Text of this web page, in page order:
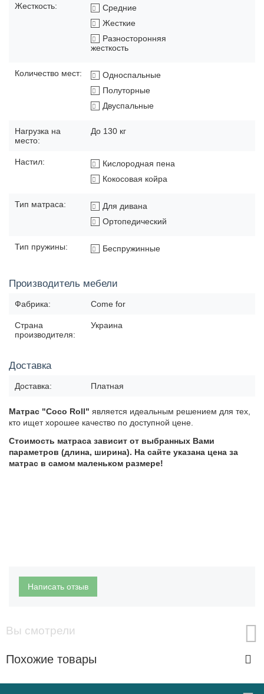
Жесткость:
Средние
Жесткие
Разносторонняя
жесткость
Количество мест:
Односпальные
Полуторные
Двуспальные
Нагрузка на
место:
До 130 кг
Настил:
Кислородная пена
Кокосовая койра
Тип матраса:
Для дивана
Ортопедический
Тип пружины: Беспружинные
Производитель мебели
Фабрика: Come for
Страна
производителя:
Украина
Доставка
Доставка: Платная
Матрас "Coco Roll" является идеальным решением для тех,
кто ищет хорошее качество по доступной цене.
Стоимость матраса зависит от выбранных Вами
параметров (длина, ширина). На сайте указана цена за
матрас в самом маленьком размере!
Написать отзыв
Вы смотрели
Похожие товары